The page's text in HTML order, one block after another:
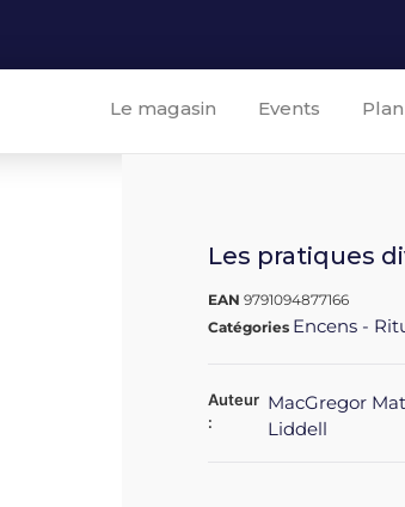
Le magasin Events
Les pratiques
EAN9791094877166
Catégories Encens -
Auteur
:
MacGregor
Liddell